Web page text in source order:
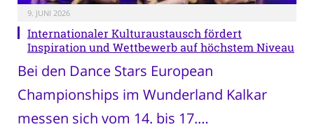
9. JUNI 2026
Internationaler Kulturaustausch fördert
Inspiration und Wettbewerb auf höchstem Niveau
Bei den Dance Stars European
Championships im Wunderland Kalkar
messen sich vom 14. bis 17.…